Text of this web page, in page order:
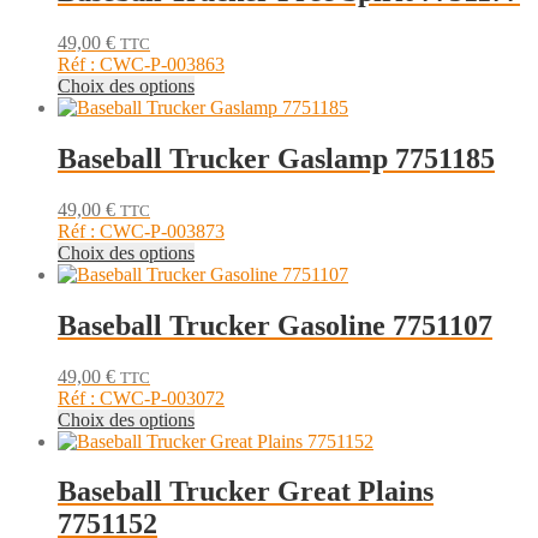
variations.
peuvent
être
choisies
la
page
produit
49,00 € TTC
Réf : CWC-P-003863
Choix des optionsCe
produit
plusieurs
variations.
peuvent
être
choisies
la
page
produit
Baseball Trucker Gaslamp 7751185
49,00 € TTC
Réf : CWC-P-003873
Choix des optionsCe
produit
plusieurs
variations.
peuvent
être
choisies
la
page
Baseball Trucker Gasoline 7751107
49,00 € TTC
Réf : CWC-P-003072
Choix des optionsCe
produit
plusieurs
variations.
Baseball Trucker Great Plains
7751152